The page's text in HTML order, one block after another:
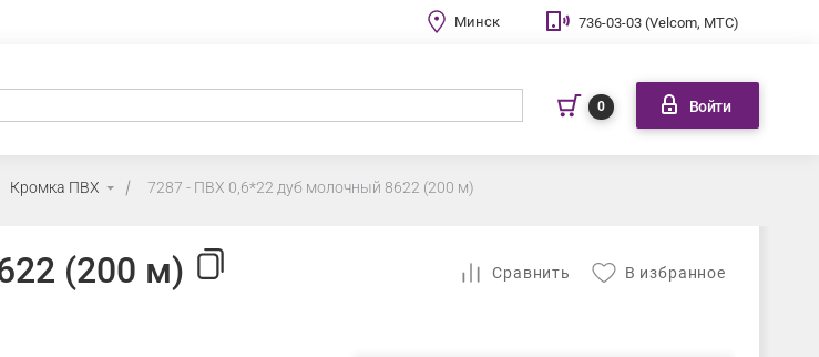
Минск 736-03-03 (Velcom, МТС)
0 Войти
Кромка ПВХ 7287 - ПВХ 0,6*22 дуб молочный 8622 (200 м)
(200 м) В избранное
Cравнить